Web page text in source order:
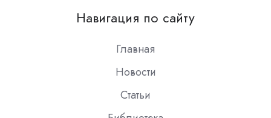
Slack
Навигация по сайту
Главная
Новости
Статьи